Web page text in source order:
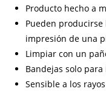
Producto hecho a
Pueden
impresión de una
Limpiar con un
Bandejas solo
Sensible a los